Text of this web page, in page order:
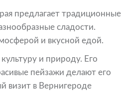
предлагает традиционные
сладости.
и вкусной едой.
и природу. Его
пейзажи делают его
визит в Вернигероде